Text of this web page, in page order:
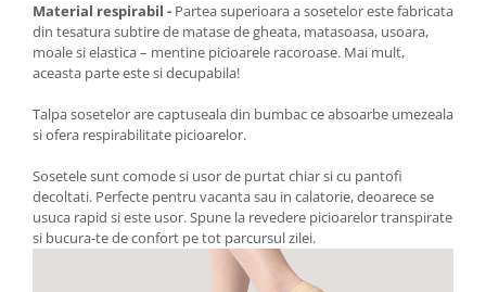
Material respirabil - Partea superioara a sosetelor este fabricata
din tesatura subtire de matase de gheata, matasoasa, usoara,
moale si elastica – mentine picioarele racoroase. Mai mult,
aceasta parte este si decupabila!
Talpa sosetelor are captuseala din bumbac ce absoarbe umezeala
si ofera respirabilitate picioarelor.
Sosetele sunt comode si usor de purtat chiar si cu pantofi
decoltati. Perfecte pentru vacanta sau in calatorie, deoarece se
usuca rapid si este usor. Spune la revedere picioarelor transpirate
si bucura-te de confort pe tot parcursul zilei.